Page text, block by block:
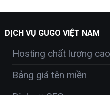
DỊCH VỤ GUGO VIỆT NAM
Hosting chất lượng cao
Bảng giá tên miền